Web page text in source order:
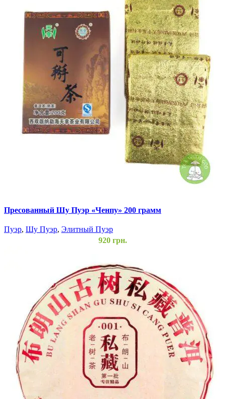
Пресованный Шу Пуэр «Ченпу» 200 грамм
Пуэр, Шу Пуэр, Элитный Пуэр
920грн.